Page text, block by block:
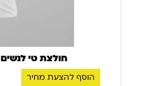
חולצת טי לנשים 100% כותנה צווארון וי
הוסף להצעת מחיר